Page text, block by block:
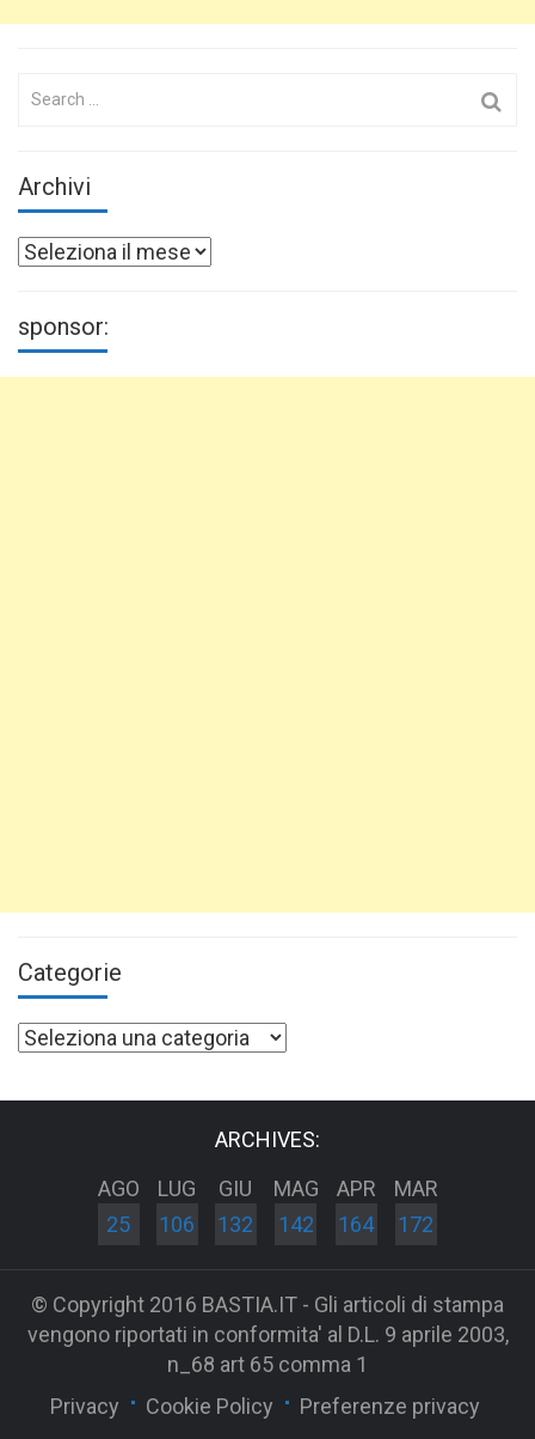
Search
Archivi
Archivi
sponsor:
Categorie
Categorie
ARCHIVES:
AGO
25
LUG
106
GIU
132
MAG
142
APR
164
MAR
172
© Copyright 2016 BASTIA.IT - Gli articoli di stampa
vengono riportati in conformita' al D.L. 9 aprile 2003,
n_68 art 65 comma 1
Privacy
Cookie Policy Preferenze privacy